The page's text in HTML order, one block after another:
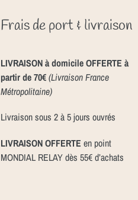
Frais de port & livraison
LIVRAISON à domicile OFFERTE à
partir de 70€(Livraison France
Métropolitaine)
Livraison sous 2 à 5 jours ouvrés
LIVRAISON OFFERTE en point
MONDIAL RELAY dès 55€ d’achats